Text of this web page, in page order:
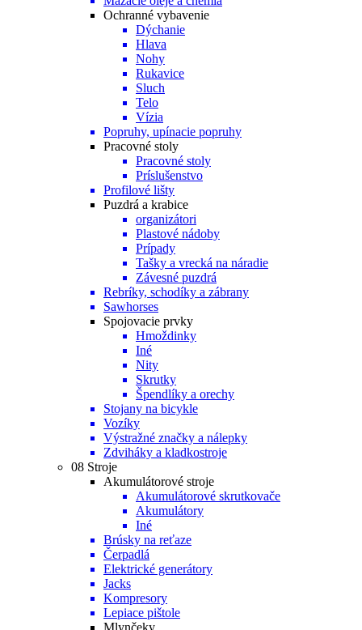
Ochranné vybavenie
Dýchanie
Hlava
Nohy
Rukavice
Sluch
Telo
Vízia
Popruhy, upínacie popruhy
Pracovné stoly
Pracovné stoly
Príslušenstvo
Profilové lišty
Puzdrá a krabice
organizátori
Plastové nádoby
Prípady
Tašky a vrecká na náradie
Závesné puzdrá
Rebríky, schodíky a zábrany
Sawhorses
Spojovacie prvky
Hmoždinky
Iné
Nity
Skrutky
Špendlíky a orechy
Stojany na bicykle
Vozíky
Výstražné značky a nálepky
Zdviháky a kladkostroje
08 Stroje
Akumulátorové stroje
Akumulátorové skrutkovače
Akumulátory
Iné
Brúsky na reťaze
Čerpadlá
Elektrické generátory
Jacks
Kompresory
Lepiace pištole
Mlynčeky